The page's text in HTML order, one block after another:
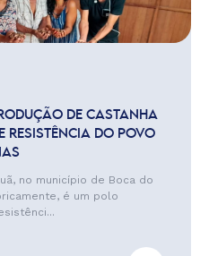
DE CASTANHA
RESISTÊNCIA DO POVO
no município de Boca do
é um polo